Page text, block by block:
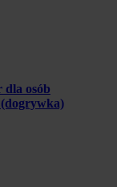
dla osób